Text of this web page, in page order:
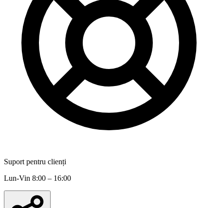
Suport pentru clienți
Lun-Vin 8:00 – 16:00